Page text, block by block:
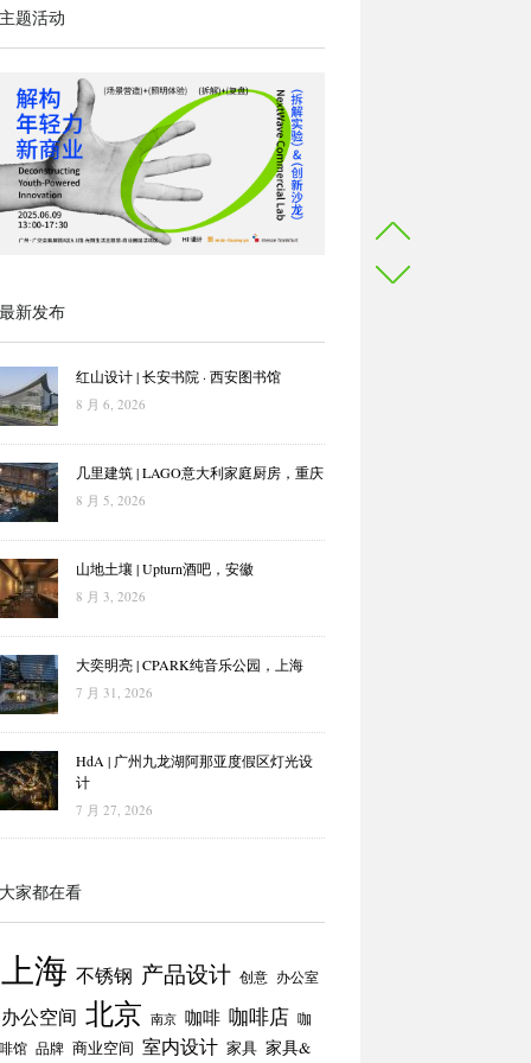
题活动
新发布
红山设计 | 长安书院 · 西安图书馆
8 月 6, 2026
几里建筑 | LAGO意大利家庭厨房，重庆
8 月 5, 2026
山地土壤 | Upturn酒吧，安徽
8 月 3, 2026
大奕明亮 | CPARK纯音乐公园，上海
7 月 31, 2026
HdA | 广州九龙湖阿那亚度假区灯光设
计
7 月 27, 2026
家都在看
上海 不锈钢 产品设计 创意 办公室
办公空间 北京 南京 咖啡 咖啡店 咖
馆 品牌 商业空间 室内设计 家具 家具&